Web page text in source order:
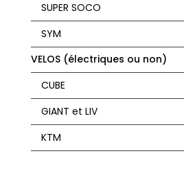
SUPER SOCO
SYM
VELOS (électriques ou non)
CUBE
GIANT et LIV
KTM